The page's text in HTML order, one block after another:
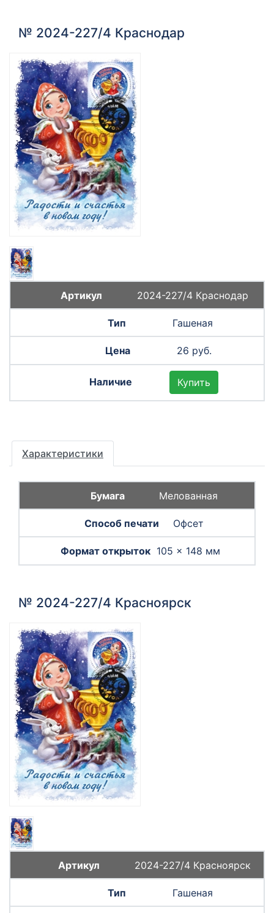
№ 2024-227/4 Краснодар
2024-227/4 Краснодар
Гашеная
26 руб.
Купить
Характеристики
Мелованная
Офсет
105 × 148 мм
№ 2024-227/4 Красноярск
2024-227/4 Красноярск
Гашеная